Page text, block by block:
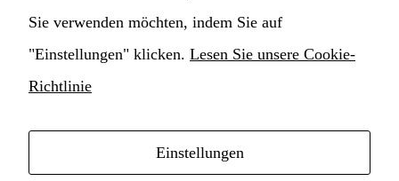
Cookie Einstellungen ändern
Copyright © 2021 Hochschule für Musik
Sie verwenden möchten, indem Sie auf
"Einstellungen" klicken. Lesen Sie unsere Cookie-
Richtlinie
Einstellungen
verbessern
können,
basierend auf
Erlebnis